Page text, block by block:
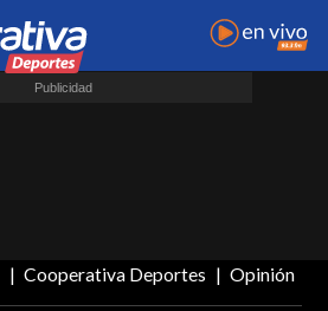
Cooperativa Deportes Opinión